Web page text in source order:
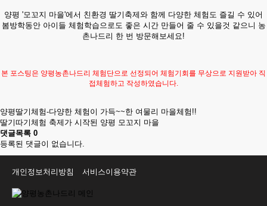
양평 '모꼬지 마을'에서 친환경 딸기축제와 함께 다양한 체험도 즐길 수 있어
봄방학동안 아이들 체험학습으로도 좋은 시간 만들어 줄 수 있을것 같으니 농
촌나드리 한 번 방문해보세요!
본 포스팅은 양평농촌나드리 체험단으로 선정되어 체험기회를 무상으로 지원받아 직
접체험하고 작성하였습니다.
양평딸기체험-다양한 체험이 가득~~한 여물리 마을체험!!
딸기따기체험 축제가 시작된 양평 모꼬지 마을
댓글목록 0
등록된 댓글이 없습니다.
개인정보처리방침 서비스이용약관